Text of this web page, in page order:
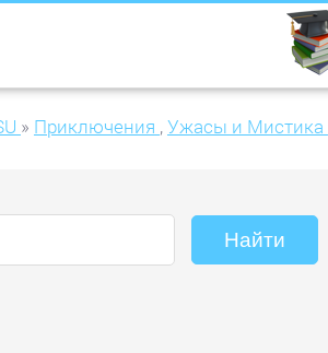
» Приключения ,Ужасы и Мистика